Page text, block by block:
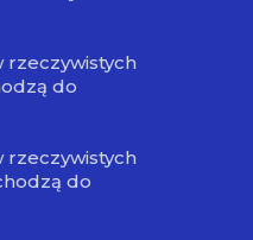
rzeczywistych
do
rzeczywistych
do